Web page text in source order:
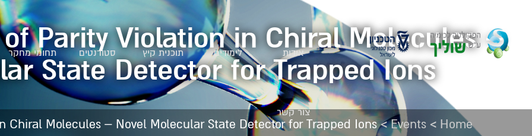
אודות לימודים תוכנית קיץ סטודנטים תחומי מחקר
צור קשר
Parity Violation in Chiral Molecules –
State Detector for Trapped Ions
Home
>
Events
>
Chiral Molecules – Novel Molecular State Detector for Trapped Ions